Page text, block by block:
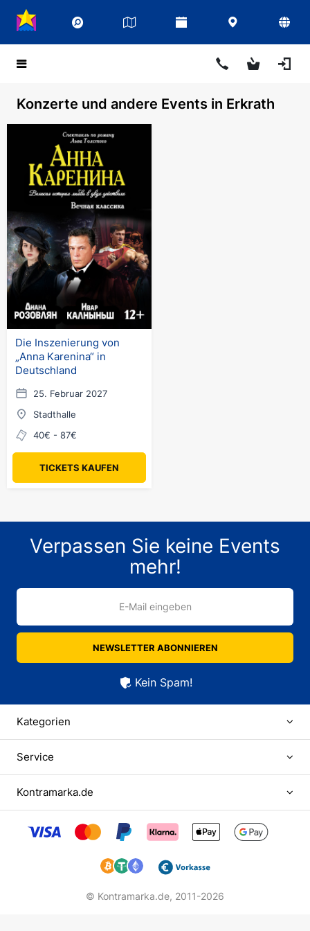
Konzerte und andere Events in Erkrath
Die Inszenierung von
„Anna Karenina“ in
Deutschland
25. Februar 2027
Stadthalle
40€ - 87€
TICKETS KAUFEN
Verpassen Sie keine Events
mehr!
E-Mail eingeben
NEWSLETTER ABONNIEREN
Kein Spam!
Kategorien
Service
Kontramarka.de
© Kontramarka.de, 2011-2026